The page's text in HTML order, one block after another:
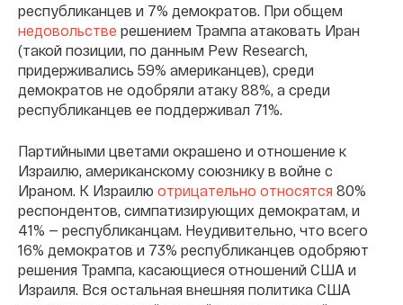
республиканцев и 7% демократов. При общем
недовольстве решением Трампа атаковать Иран
(такой позиции, по данным Pew Research,
придерживались 59% американцев), среди
демократов не одобряли атаку 88%, а среди
республиканцев ее поддерживал 71%.
Партийными цветами окрашено и отношение к
Израилю, американскому союзнику в войне с
Ираном. К Израилю отрицательно относятся 80%
респондентов, симпатизирующих демократам, и
41% — республиканцам. Неудивительно, что всего
16% демократов и 73% республиканцев одобряют
решения Трампа, касающиеся отношений США и
Израиля. Вся остальная внешняя политика США